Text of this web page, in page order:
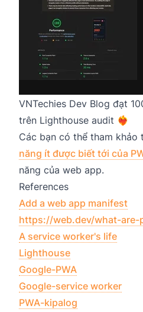
VNTechies Dev Blog đạt
trên Lighthouse audit ❤️‍🔥
Các bạn có thể tham khảo
năng ít được biết tới của
năng của web app.
References
Add a web app manifest
https://web.dev/what-are-
A service worker's life
Lighthouse
Google-PWA
Google-service worker
PWA-kipalog